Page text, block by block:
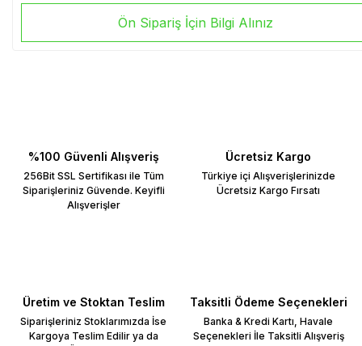
Ön Sipariş İçin Bilgi Alınız
%100 Güvenli Alışveriş
256Bit SSL Sertifikası ile Tüm
Siparişleriniz Güvende. Keyifli
Alışverişler
Ücretsiz Kargo
Türkiye içi Alışverişlerinizde
Ücretsiz Kargo Fırsatı
Üretim ve Stoktan Teslim
Siparişleriniz Stoklarımızda İse
Kargoya Teslim Edilir ya da
Taksitli Ödeme Seçenekleri
Banka & Kredi Kartı, Havale
Seçenekleri İle Taksitli Alışveriş